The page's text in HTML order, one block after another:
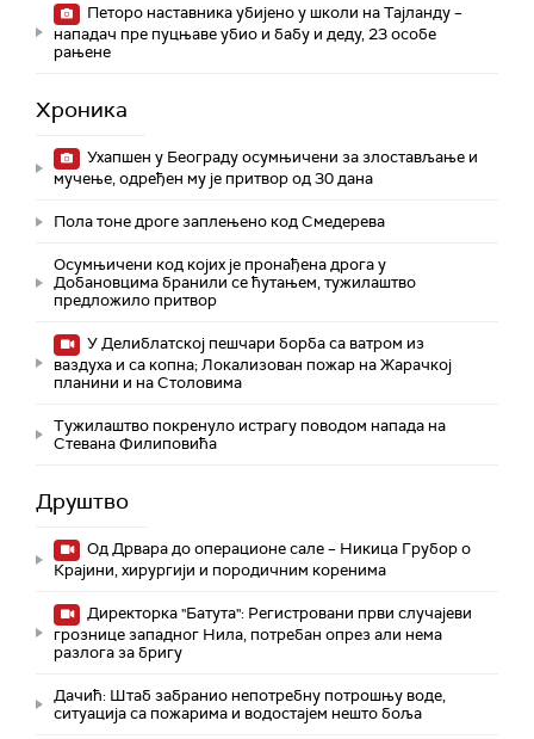
Петоро наставника убијено у школи на Тајланду –
нападач пре пуцњаве убио и бабу и деду, 23 особе
рањене
Хроника
Ухапшен у Београду осумњичени за злостављање и
мучење, одређен му је притвор од 30 дана
Пола тоне дроге заплењено код Смедерева
Осумњичени код којих је пронађена дрога у
Добановцима бранили се ћутањем, тужилаштво
предложило притвор
У Делиблатској пешчари борба са ватром из
ваздуха и са копна; Локализован пожар на Жарачкој
планини и на Столовима
Тужилаштво покренуло истрагу поводом напада на
Стевана Филиповића
Друштво
Од Дрвара до операционе сале – Никица Грубор о
Крајини, хирургији и породичним коренима
Директорка "Батута": Регистровани први случајеви
грознице западног Нила, потребан опрез али нема
разлога за бригу
Дачић: Штаб забранио непотребну потрошњу воде,
ситуација са пожарима и водостајем нешто боља